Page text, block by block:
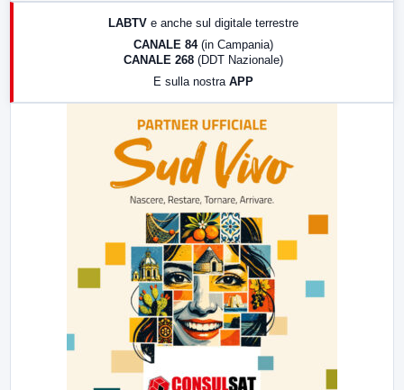
LABTV e anche sul digitale terrestre
CANALE 84 (in Campania)
CANALE 268 (DDT Nazionale)
E sulla nostra APP